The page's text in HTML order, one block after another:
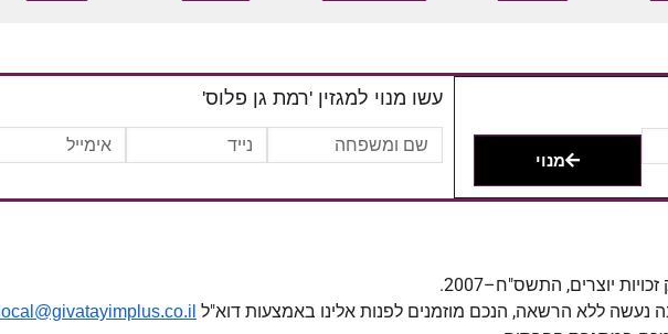
מנוי
עשו מנוי למגזין 'רמת גן פלוס'
נעשה ללא הרשאה, הנכם מוזמנים לפנות אלינו באמצעות דוא"ל local@givatayimplus.co.il